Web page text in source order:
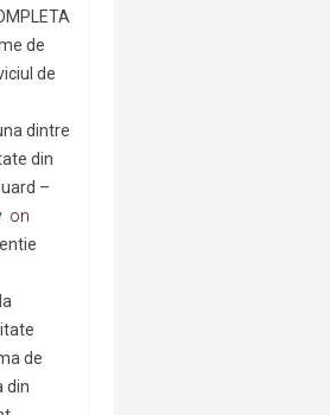
de
de
dintre
din
–
on
de
din